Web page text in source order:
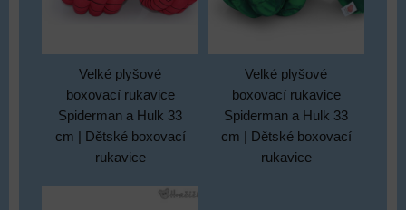
Velké plyšové
boxovací rukavice
Spiderman a Hulk 33
cm | Dětské boxovací
rukavice
Velké plyšové
boxovací rukavice
Spiderman a Hulk 33
cm | Dětské boxovací
rukavice